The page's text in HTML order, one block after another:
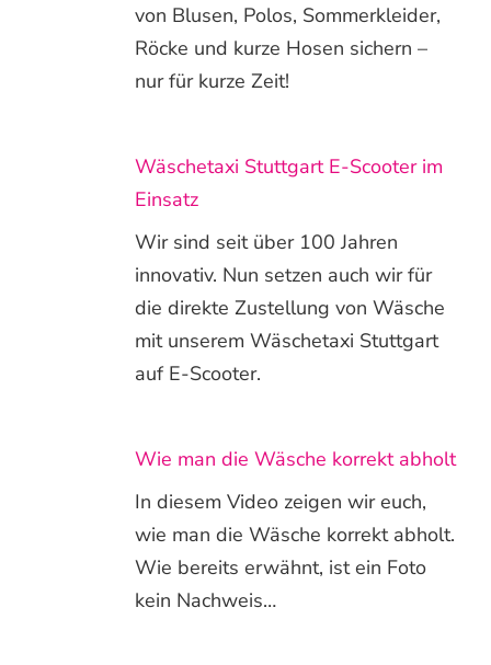
von Blusen, Polos, Sommerkleider,
Röcke und kurze Hosen sichern –
nur für kurze Zeit!
Wäschetaxi Stuttgart E-Scooter im
Einsatz
Wir sind seit über 100 Jahren
innovativ. Nun setzen auch wir für
die direkte Zustellung von Wäsche
mit unserem Wäschetaxi Stuttgart
auf E-Scooter.
Wie man die Wäsche korrekt abholt
In diesem Video zeigen wir euch,
wie man die Wäsche korrekt abholt.
Wie bereits erwähnt, ist ein Foto
kein Nachweis…